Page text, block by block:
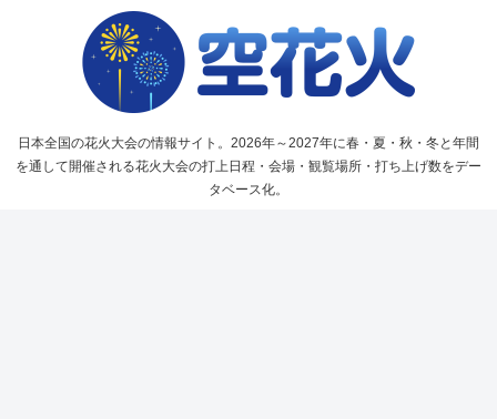
日本全国の花火大会の情報サイト。2026年～2027年に春・夏・秋・冬と年間
を通して開催される花火大会の打上日程・会場・観覧場所・打ち上げ数をデー
タベース化。